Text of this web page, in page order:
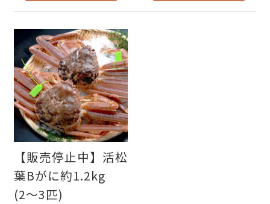
【販売停止中】活松
葉Bがに約1.2kg
(2〜3匹)